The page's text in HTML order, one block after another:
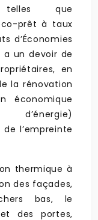
telles que
prêt à taux
d’Économies
a un devoir de
en
la rénovation
économique
l’empreinte
thermique à
des façades,
bas, le
des portes,